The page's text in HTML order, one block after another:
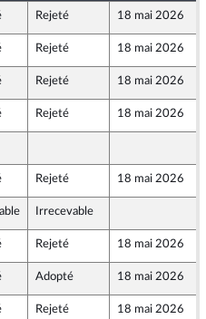
Front Populaire
Rejeté 18 mai 2026
Front Populaire
Rejeté 18 mai 2026
Front Populaire
Rejeté 18 mai 2026
Front Populaire
Rejeté 18 mai 2026
Rejeté 18 mai 2026
Irrecevable
Rejeté 18 mai 2026
Adopté 18 mai 2026
Rejeté 18 mai 2026